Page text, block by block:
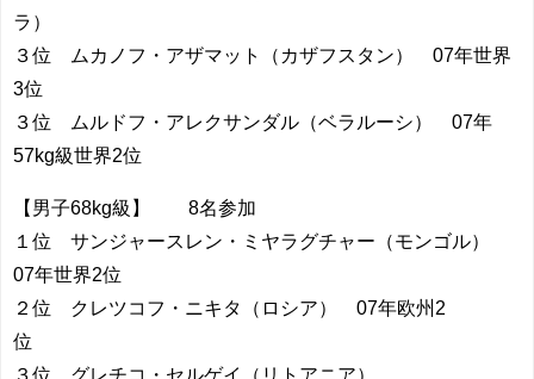
ラ）
３位 ムカノフ・アザマット（カザフスタン） 07年世界
3位
３位 ムルドフ・アレクサンダル（ベラルーシ） 07年
57kg級世界2位
【男子68kg級】 8名参加
１位 サンジャースレン・ミヤラグチャー（モンゴル）
07年世界2位
２位 クレツコフ・ニキタ（ロシア） 07年欧州2
位
３位 グレチコ・セルゲイ（リトアニア）